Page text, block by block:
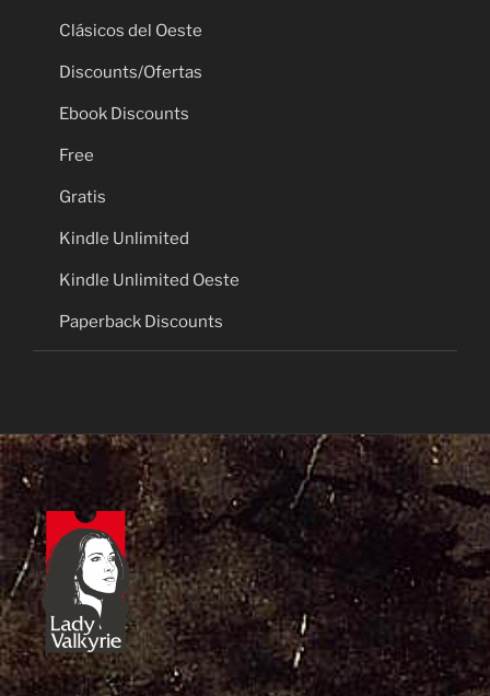
Clásicos del Oeste
Discounts/Ofertas
Ebook Discounts
Free
Gratis
Kindle Unlimited
Kindle Unlimited Oeste
Paperback Discounts